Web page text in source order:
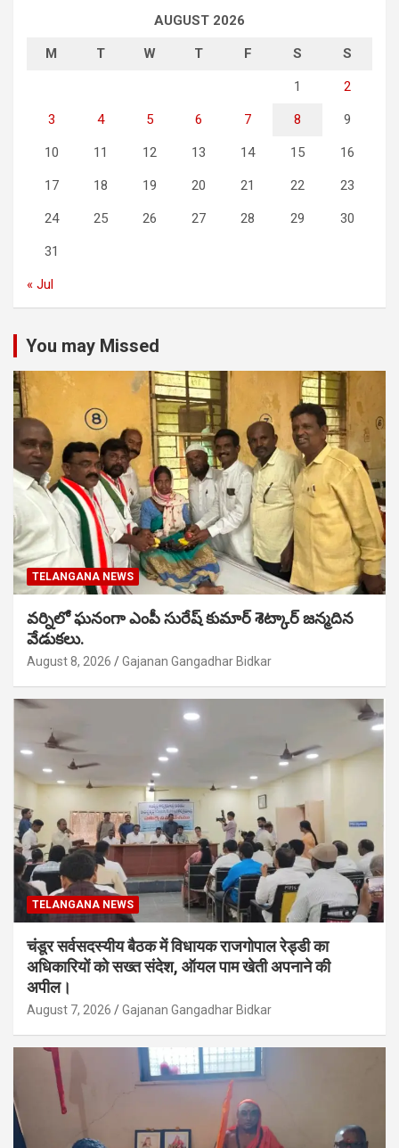
AUGUST 2026
M T W T F S S
1 2
3 4 5 6 7 8 9
10 11 12 13 14 15 16
17 18 19 20 21 22 23
24 25 26 27 28 29 30
31
« Jul
You may Missed
TELANGANA NEWS
వర్నిలో ఘనంగా ఎంపీ సురేష్ కుమార్ శెట్కార్ జన్మదిన
వేడుకలు.
August 8, 2026 Gajanan Gangadhar Bidkar
TELANGANA NEWS
चंडूर सर्वसदस्यीय बैठक में विधायक राजगोपाल रेड्डी का
अधिकारियों को सख्त संदेश, ऑयल पाम खेती अपनाने की
अपील।
August 7, 2026 Gajanan Gangadhar Bidkar